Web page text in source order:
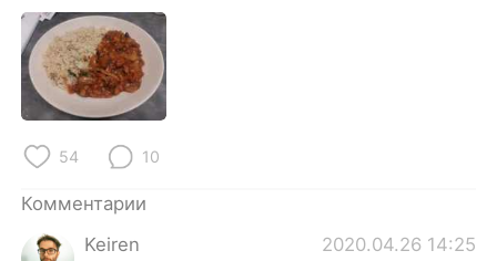
繁體中文
العربية
Deutsch
Indonesia
54 10
Комментарии
Keiren
2020.04.26 14:25